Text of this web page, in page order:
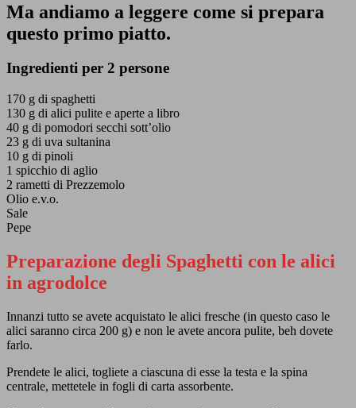
Ma andiamo a leggere come si prepara
questo primo piatto.
Ingredienti per 2 persone
170 g di spaghetti
130 g di alici pulite e aperte a libro
40 g di pomodori secchi sott’olio
23 g di uva sultanina
10 g di pinoli
1 spicchio di aglio
2 rametti di Prezzemolo
Olio e.v.o.
Sale
Pepe
Preparazione degli Spaghetti con le alici
in agrodolce
Innanzi tutto se avete acquistato le alici fresche (in questo caso le
alici saranno circa 200 g) e non le avete ancora pulite, beh dovete
farlo.
Prendete le alici, togliete a ciascuna di esse la testa e la spina
centrale, mettetele in fogli di carta assorbente.